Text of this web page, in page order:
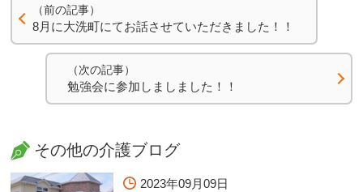
（前の記事）
8月に大洗町にてお話させていただきました！！
（次の記事）
勉強会に参加しましました！！
その他の介護ブログ
2023年09月09日